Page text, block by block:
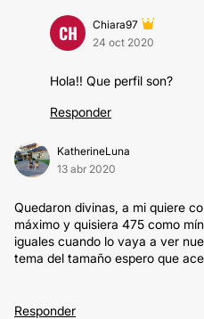
CH
Chiara97
24 oct 2020
Hola!! Que perfil son?
Responder
KatherineLuna
13 abr 2020
Quedaron divinas, a mi quiere
máximo y quisiera 475 como
iguales cuando lo vaya a ver
tema del tamaño espero que
Responder